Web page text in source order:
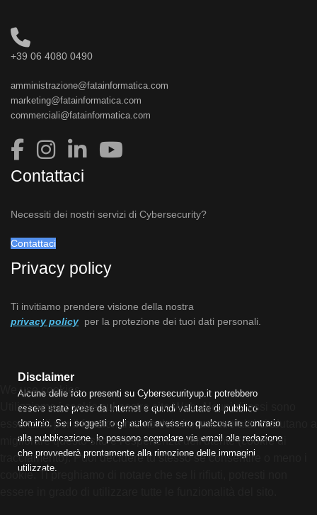
+39 06 4080 0490
amministrazione@fatainformatica.com
marketing@fatainformatica.com
commerciali@fatainformatica.com
Contattaci
Necessiti dei nostri servizi di Cybersecurity?
Contattaci
Privacy policy
Ti invitiamo prendere visione della nostra
privacy policy per la protezione dei tuoi dati personali.
Disclaimer
Alcune delle foto presenti su Cybersecurityup.it potrebbero
essere state prese da Internet e quindi valutate di pubblico
dominio. Se i soggetti o gli autori avessero qualcosa in contrario
alla pubblicazione, lo possono segnalare via email alla redazione
che provvederà prontamente alla rimozione delle immagini
utilizzate.
We use cookies
Utilizziamo i cookie sul nostro sito Web. Alcuni di essi sono
essenziali per il funzionamento del sito, mentre altri ci aiutano a
migliorare questo sito e l'esperienza dell'utente (cookie di
tracciamento). Puoi decidere tu stesso se consentire o meno i
cookie. Ti preghiamo di notare che se li rifiuti, potresti non